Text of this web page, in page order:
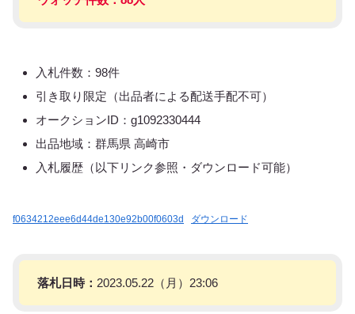
入札件数：98件
引き取り限定（出品者による配送手配不可）
オークションID：g1092330444
出品地域：群馬県 高崎市
入札履歴（以下リンク参照・ダウンロード可能）
f0634212eee6d44de130e92b00f0603d ダウンロード
落札日時： 2023.05.22（月）23:06